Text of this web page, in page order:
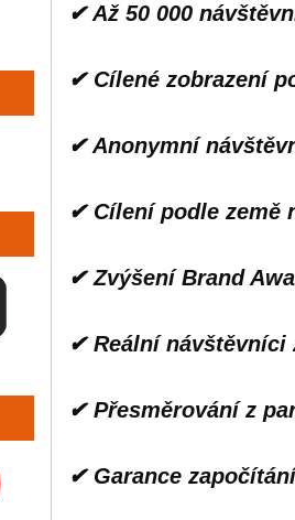
✔ Až 50 000
✔ Cílené zobrazení
✔ Anonymní
✔ Cílení podle země
✔ Zvýšení Brand
✔ Reální návštěvníci
✔ Přesměrování z
✔ Garance